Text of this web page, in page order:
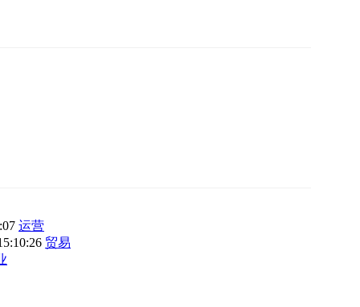
运营
贸易